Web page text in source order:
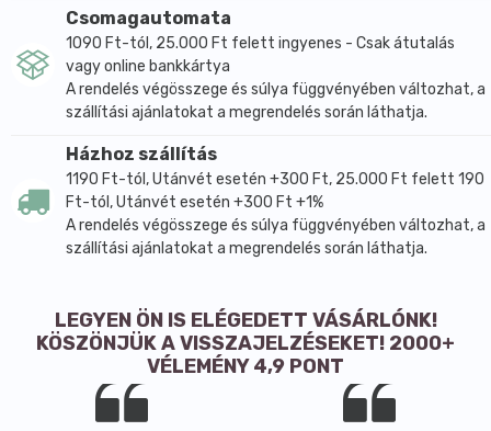
vitamin ezért gyakran együtt szerepel olyan étrend-
kiegészítőkben, amelyek a zsírban oldódó vitaminok
pótlására készülnek.
A gyártói hatóanyag-táblázat alapján 12 csepp,
vagyis 1 felnőtt adag 100 mcg, azaz 4000 NE D3-
vitamint, 100 mcg K2-vitamint és 688 mcg, azaz 1250
NE vagy 375 RE A-vitamint tartalmaz. A K2-vitamin
menakinon-7, MK7 formában van jelen, az A-vitamin
pedig retinil-palmitát formában található meg a
készítményben. Az összetételben MCT olaj, E-vitamin
vitamin szerepel.
Használati javaslata szerint felnőtteknek napi 12
csepp fogyasztása ajánlott. Gyermekek számára a
gyártó életkortól függő adagolást ad meg, 12–15 éves
korban 6–10 cseppet, 1–12 éves korban 4–5 cseppet. A
Csomagautomata
1090 Ft-tól, 25.000 Ft felett ingyenes - Csak átutalás
vagy online bankkártya
A rendelés végösszege és súlya függvényében változhat, a
szállítási ajánlatokat a megrendelés során láthatja.
Házhoz szállítás
1190 Ft-tól, Utánvét esetén +300 Ft, 25.000 Ft felett 190
Ft-tól, Utánvét esetén +300 Ft +1%
A rendelés végösszege és súlya függvényében változhat, a
szállítási ajánlatokat a megrendelés során láthatja.
LEGYEN ÖN IS ELÉGEDETT VÁSÁRLÓNK!
KÖSZÖNJÜK A VISSZAJELZÉSEKET! 2000+
VÉLEMÉNY 4,9 PONT